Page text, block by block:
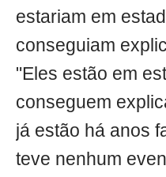
estariam em
conseguiam
"Eles estão em
conseguem
já estão há anos
teve nenhum